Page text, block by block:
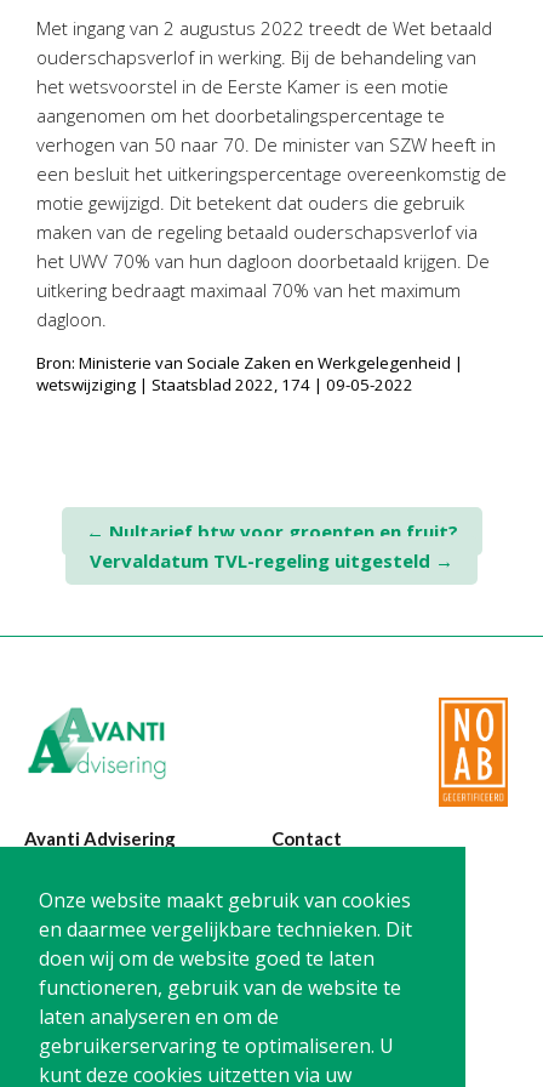
Onze website maakt gebruik van cookies
en daarmee vergelijkbare technieken. Dit
doen wij om de website goed te laten
functioneren, gebruik van de website te
laten analyseren en om de
gebruikerservaring te optimaliseren. U
kunt deze cookies uitzetten via uw
Bedrijfseconomisch advies
Belastingadvies Purmerend
Online boekhouden
Nieuws&informatie
Nieuwsbrief
Nieuwsoverzicht
Handige links
Downloads
Twinfield – Boekhouden
Visionplanner – Rapportage
Online Salaris – Salarissen
Nextens-Accorderen aangiften
Met ingang van 2 augustus 2022 treedt de Wet betaald
ouderschapsverlof in werking. Bij de behandeling van
het wetsvoorstel in de Eerste Kamer is een motie
aangenomen om het doorbetalingspercentage te
verhogen van 50 naar 70. De minister van SZW heeft in
een besluit het uitkeringspercentage overeenkomstig de
motie gewijzigd. Dit betekent dat ouders die gebruik
maken van de regeling betaald ouderschapsverlof via
het UWV 70% van hun dagloon doorbetaald krijgen. De
uitkering bedraagt maximaal 70% van het maximum
dagloon.
Bron: Ministerie van Sociale Zaken en Werkgelegenheid |
wetswijziging | Staatsblad 2022, 174 | 09-05-2022
navigation
← Nultarief btw voor groenten en fruit?
Vervaldatum TVL-regeling uitgesteld →
Avanti Advisering
Poelstraat 4
1441 RR Purmerend
Contact
T: 0299-420870
@:
info@avanti-
advisering.nl
BTW: NL861212733B01